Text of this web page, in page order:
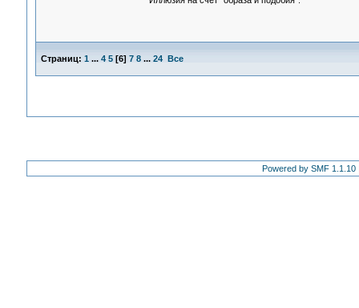
Страниц: 1 ... 4 5[6] 7 8 ... 24 Все
Powered by SMF 1.1.10